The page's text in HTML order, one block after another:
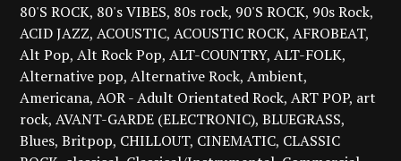
80'S ROCK 80's VIBES 80s rock 90'S ROCK 90s Rock
ACID JAZZ ACOUSTIC ACOUSTIC ROCK AFROBEAT
Alt Pop Alt Rock Pop ALT-COUNTRY ALT-FOLK
Alternative pop Alternative Rock Ambient
Americana AOR - Adult Orientated Rock ART POP art
rock AVANT-GARDE (ELECTRONIC) BLUEGRASS
Blues Britpop CHILLOUT CINEMATIC CLASSIC